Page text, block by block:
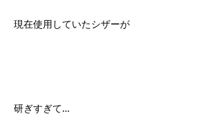
現在使用していたシザーが
研ぎすぎて…